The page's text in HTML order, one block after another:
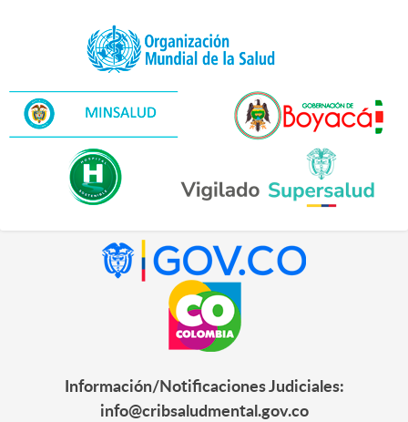
Información/Notificaciones Judiciales:
info@cribsaludmental.gov.co